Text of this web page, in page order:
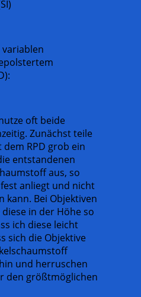
oft beide
Zunächst teile
RPD grob ein
entstandenen
aus, so
anliegt und nicht
kann. Bei Objektiven
in der Höhe so
ich diese leicht
sich die Objektive
und herruschen
den größtmöglichen